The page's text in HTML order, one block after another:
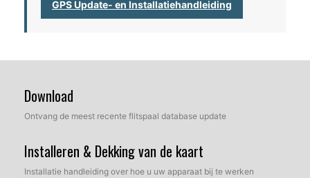
GPS Update- en Installatiehandleiding
Download
Ontvang de meest recente flitspaal database update
Installeren & Dekking van de kaart
Installatie handleiding over hoe u uw apparaat bij te werken